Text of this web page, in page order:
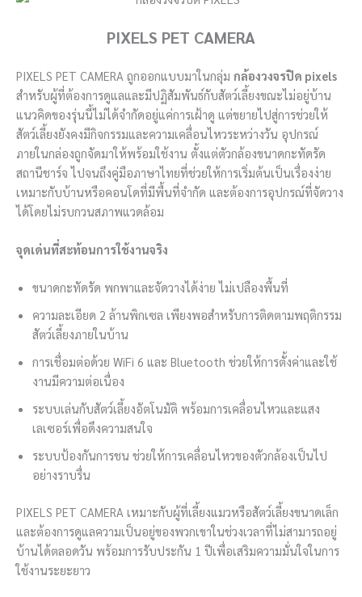
PIXELS PET CAMERA
PIXELS PET CAMERA ถูกออกแบบมาในกลุ่ม กล้องวงจรปิด pixels
สำหรับผู้ที่ต้องการดูแลและมีปฏิสัมพันธ์กับสัตว์เลี้ยงขณะไม่อยู่บ้าน
แนวคิดของรุ่นนี้ไม่ได้จำกัดอยู่แค่การเฝ้าดู แต่ขยายไปสู่การช่วยให้
สัตว์เลี้ยงยังคงมีกิจกรรมและความเคลื่อนไหวระหว่างวัน อุปกรณ์
ภายในกล่องถูกจัดมาให้พร้อมใช้งาน ตั้งแต่ตัวกล้องขนาดกะทัดรัด
สถานีชาร์จ ไปจนถึงคู่มือภาษาไทยที่ช่วยให้การเริ่มต้นเป็นเรื่องง่าย
เหมาะกับบ้านหรือคอนโดที่มีพื้นที่จำกัด และต้องการอุปกรณ์ที่จัดวาง
ได้โดยไม่รบกวนสภาพแวดล้อม
จุดเด่นที่สะท้อนการใช้งานจริง
ขนาดกะทัดรัด พกพาและจัดวางได้ง่าย ไม่เปลืองพื้นที่
ความละเอียด 2 ล้านพิกเซล เพียงพอสำหรับการติดตามพฤติกรรม
สัตว์เลี้ยงภายในบ้าน
การเชื่อมต่อด้วย WiFi 6 และ Bluetooth ช่วยให้การตั้งค่าและใช้
งานมีความต่อเนื่อง
ระบบเล่นกับสัตว์เลี้ยงอัตโนมัติ พร้อมการเคลื่อนไหวและแสง
เลเซอร์เพื่อดึงความสนใจ
ระบบป้องกันการชน ช่วยให้การเคลื่อนไหวของตัวกล้องเป็นไป
อย่างราบรื่น
PIXELS PET CAMERA เหมาะกับผู้ที่เลี้ยงแมวหรือสัตว์เลี้ยงขนาดเล็ก
และต้องการดูแลความเป็นอยู่ของพวกเขาในช่วงเวลาที่ไม่สามารถอยู่
บ้านได้ตลอดวัน พร้อมการรับประกัน 1 ปีเพื่อเสริมความมั่นใจในการ
ใช้งานระยะยาว